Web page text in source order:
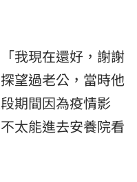
我現在還好，謝謝
望過老公，當時他
期間因為疫情影
太能進去安養院看